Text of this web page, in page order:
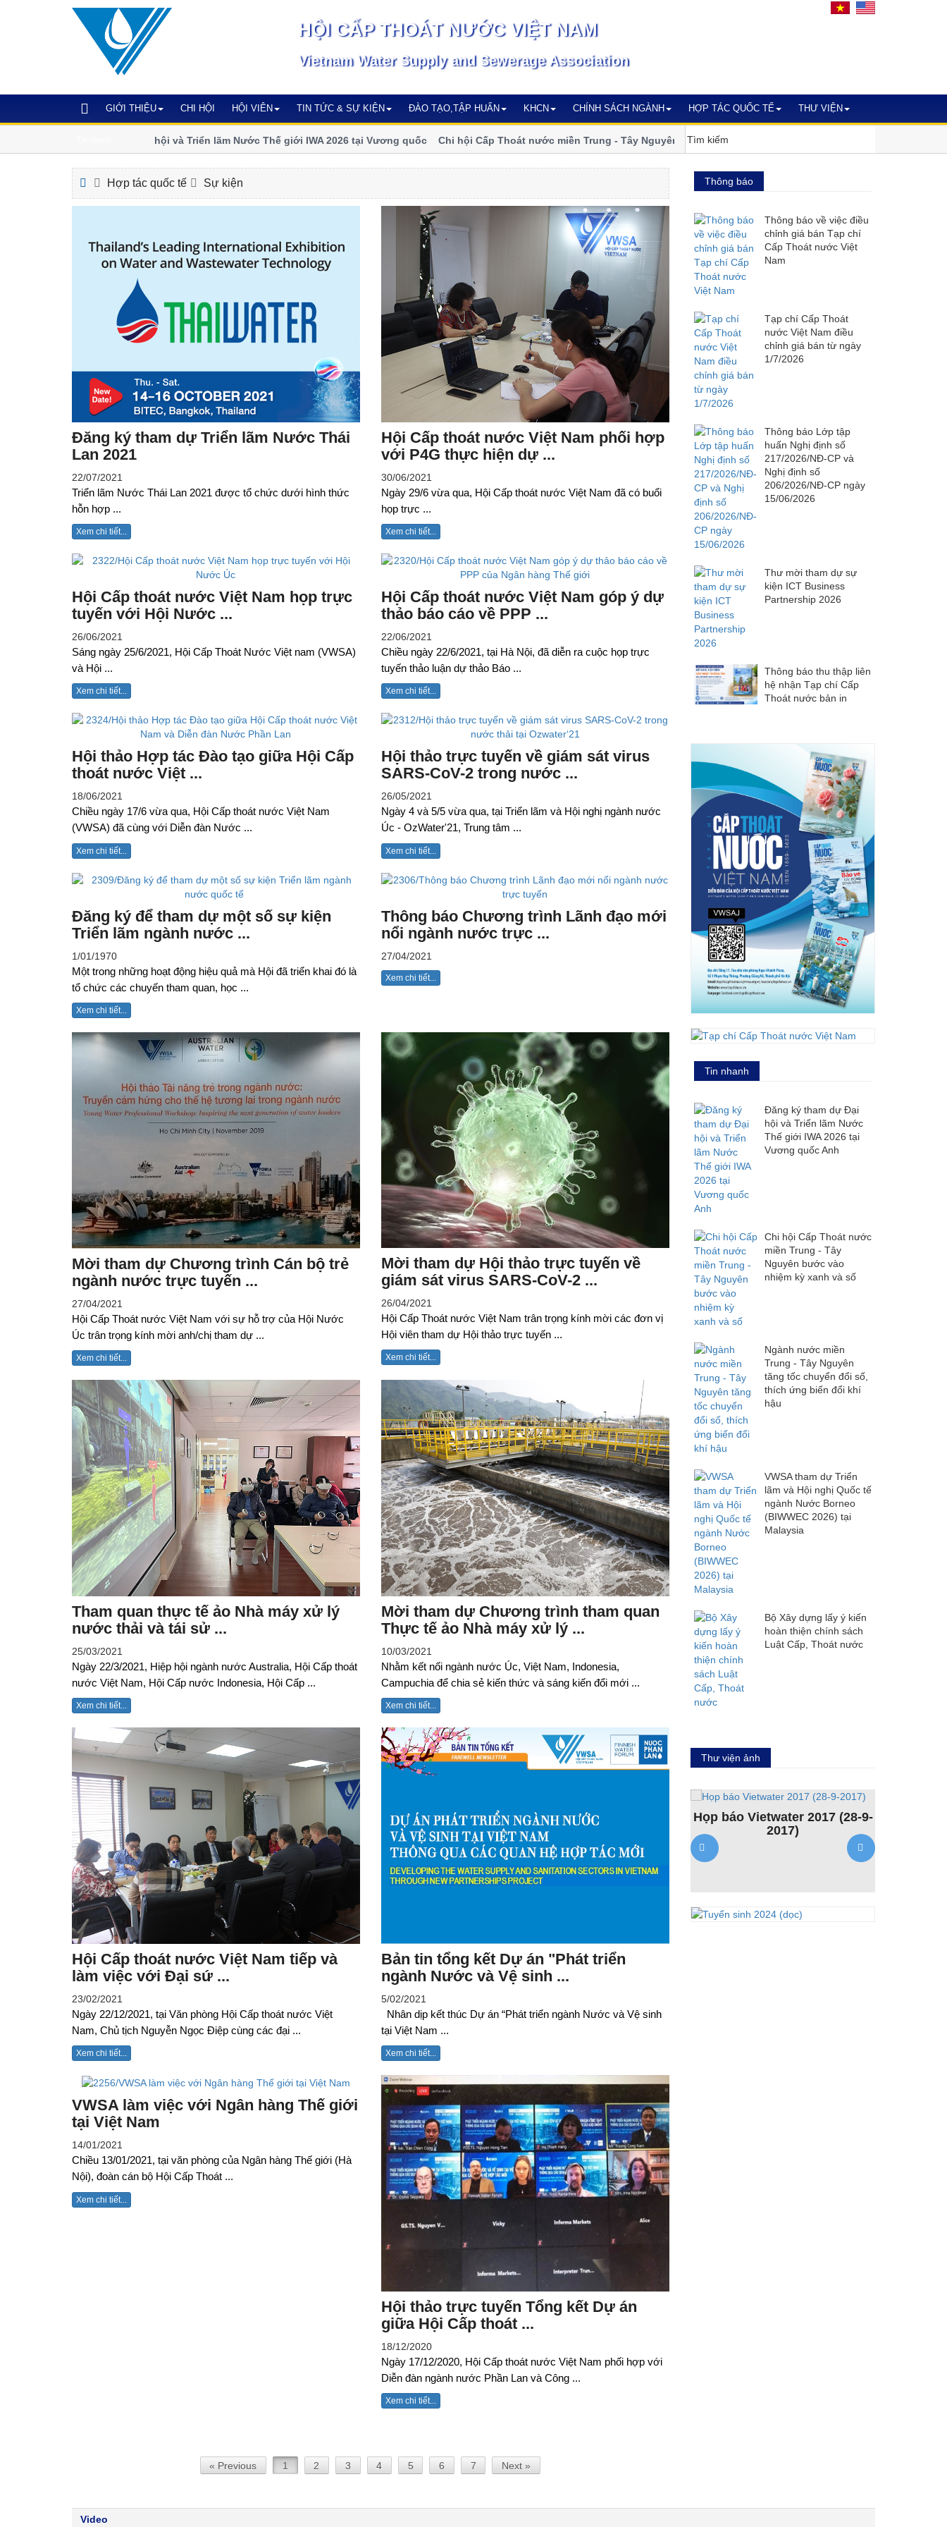
HỘI CẤP THOÁT NƯỚC VIỆT NAM
Vietnam Water Supply and Sewerage Association
GIỚI THIỆU CHI HỘI HỘI VIÊN TIN TỨC & SỰ KIỆN ĐÀO TẠO,TẬP HUẤN KHCN CHÍNH SÁCH NGÀNH HỢP TÁC QUỐC TẾ THƯ VIỆN
Đăng ký tham dự Đại hội và Triển lãm Nước Thế giới IWA 2026 tại Vương quốc
Anh
Chi hội Cấp Thoát nước miền Trung - Tây Nguyên bước vào nhiệm kỳ xanh và
số
đổi khí hậu
Hợp tác quốc tế Sự kiện
Đăng ký tham dự Triển lãm Nước Thái
Lan 2021
22/07/2021
Triển lãm Nước Thái Lan 2021 được tổ chức dưới hình thức
hỗn hợp ...
Xem chi tiết...
Hội Cấp thoát nước Việt Nam phối hợp
với P4G thực hiện dự ...
30/06/2021
Ngày 29/6 vừa qua, Hội Cấp thoát nước Việt Nam đã có buổi
họp trực ...
Xem chi tiết...
Hội Cấp thoát nước Việt Nam họp trực
tuyến với Hội Nước ...
26/06/2021
Sáng ngày 25/6/2021, Hội Cấp Thoát Nước Việt nam (VWSA)
và Hội ...
Xem chi tiết...
Hội Cấp thoát nước Việt Nam góp ý dự
thảo báo cáo về PPP ...
22/06/2021
Chiều ngày 22/6/2021, tại Hà Nội, đã diễn ra cuộc họp trực
tuyến thảo luận dự thảo Báo ...
Xem chi tiết...
Hội thảo Hợp tác Đào tạo giữa Hội Cấp
thoát nước Việt ...
18/06/2021
Chiều ngày 17/6 vừa qua, Hội Cấp thoát nước Việt Nam
(VWSA) đã cùng với Diễn đàn Nước ...
Xem chi tiết...
Hội thảo trực tuyến về giám sát virus
SARS-CoV-2 trong nước ...
26/05/2021
Ngày 4 và 5/5 vừa qua, tại Triển lãm và Hội nghị ngành nước
Úc - OzWater'21, Trung tâm ...
Xem chi tiết...
Đăng ký để tham dự một số sự kiện
Triển lãm ngành nước ...
1/01/1970
Một trong những hoạt động hiệu quả mà Hội đã triển khai đó là
tổ chức các chuyến tham quan, học ...
Xem chi tiết...
Thông báo Chương trình Lãnh đạo mới
nổi ngành nước trực ...
27/04/2021
Xem chi tiết...
Mời tham dự Chương trình Cán bộ trẻ
ngành nước trực tuyến ...
27/04/2021
Hội Cấp Thoát nước Việt Nam với sự hỗ trợ của Hội Nước
Úc trân trọng kính mời anh/chị tham dự ...
Xem chi tiết...
Mời tham dự Hội thảo trực tuyến về
giám sát virus SARS-CoV-2 ...
26/04/2021
Hội Cấp Thoát nước Việt Nam trân trọng kính mời các đơn vị
Hội viên tham dự Hội thảo trực tuyến ...
Xem chi tiết...
Tham quan thực tế ảo Nhà máy xử lý
nước thải và tái sử ...
25/03/2021
Ngày 22/3/2021, Hiệp hội ngành nước Australia, Hội Cấp thoát
nước Việt Nam, Hội Cấp nước Indonesia, Hội Cấp ...
Xem chi tiết...
Mời tham dự Chương trình tham quan
Thực tế ảo Nhà máy xử lý ...
10/03/2021
Nhằm kết nối ngành nước Úc, Việt Nam, Indonesia,
Campuchia để chia sẻ kiến thức và sáng kiến đổi mới ...
Xem chi tiết...
Hội Cấp thoát nước Việt Nam tiếp và
làm việc với Đại sứ ...
23/02/2021
Ngày 22/12/2021, tại Văn phòng Hội Cấp thoát nước Việt
Nam, Chủ tịch Nguyễn Ngọc Điệp cùng các đại ...
Xem chi tiết...
Bản tin tổng kết Dự án "Phát triển
ngành Nước và Vệ sinh ...
5/02/2021
Nhân dịp kết thúc Dự án “Phát triển ngành Nước và Vệ sinh
tại Việt Nam ...
Xem chi tiết...
VWSA làm việc với Ngân hàng Thế giới
tại Việt Nam
14/01/2021
Chiều 13/01/2021, tại văn phòng của Ngân hàng Thế giới (Hà
Nội), đoàn cán bộ Hội Cấp Thoát ...
Xem chi tiết...
Hội thảo trực tuyến Tổng kết Dự án
giữa Hội Cấp thoát ...
18/12/2020
Ngày 17/12/2020, Hội Cấp thoát nước Việt Nam phối hợp với
Diễn đàn ngành nước Phần Lan và Công ...
Xem chi tiết...
« Previous 1 2 3 4 5 6 7 Next »
Thông báo
Thông báo về việc điều
chỉnh giá bán Tạp chí
Cấp Thoát nước Việt
Nam
Tạp chí Cấp Thoát
nước Việt Nam điều
chỉnh giá bán từ ngày
1/7/2026
Thông báo Lớp tập
huấn Nghị định số
217/2026/NĐ-CP và
Nghị định số
206/2026/NĐ-CP ngày
15/06/2026
Thư mời tham dự sự
kiện ICT Business
Partnership 2026
Thông báo thu thập liên
hệ nhận Tạp chí Cấp
Thoát nước bản in
Tin nhanh
Đăng ký tham dự Đại
hội và Triển lãm Nước
Thế giới IWA 2026 tại
Vương quốc Anh
Chi hội Cấp Thoát nước
miền Trung - Tây
Nguyên bước vào
nhiệm kỳ xanh và số
Ngành nước miền
Trung - Tây Nguyên
tăng tốc chuyển đổi số,
thích ứng biến đổi khí
hậu
VWSA tham dự Triển
lãm và Hội nghị Quốc tế
ngành Nước Borneo
(BIWWEC 2026) tại
Malaysia
Bộ Xây dựng lấy ý kiến
hoàn thiện chính sách
Luật Cấp, Thoát nước
Thư viện ảnh
VWSA thăm công trình Nhà
máy của Công ty Thoát nước
& Phát triển HTĐT Thái
Nguyên (28.1.2015)
Hội nghị Quốc tế FSM3 (19-
23.1.2015)
Chủ tịch - Phó Chủ tịch Hội
Cấp thoát nước Việt Nam qua
các thời kỳ
Họp báo Vietwater 2017 (28-9-
2017)
Video